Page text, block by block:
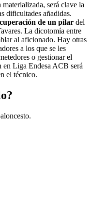
materializada, será clave la
dificultades añadidas.
de un pilar del
La dicotomía entre
al aficionado. Hay otras
a los que se les
o gestionar el
en Liga Endesa ACB será
el técnico.